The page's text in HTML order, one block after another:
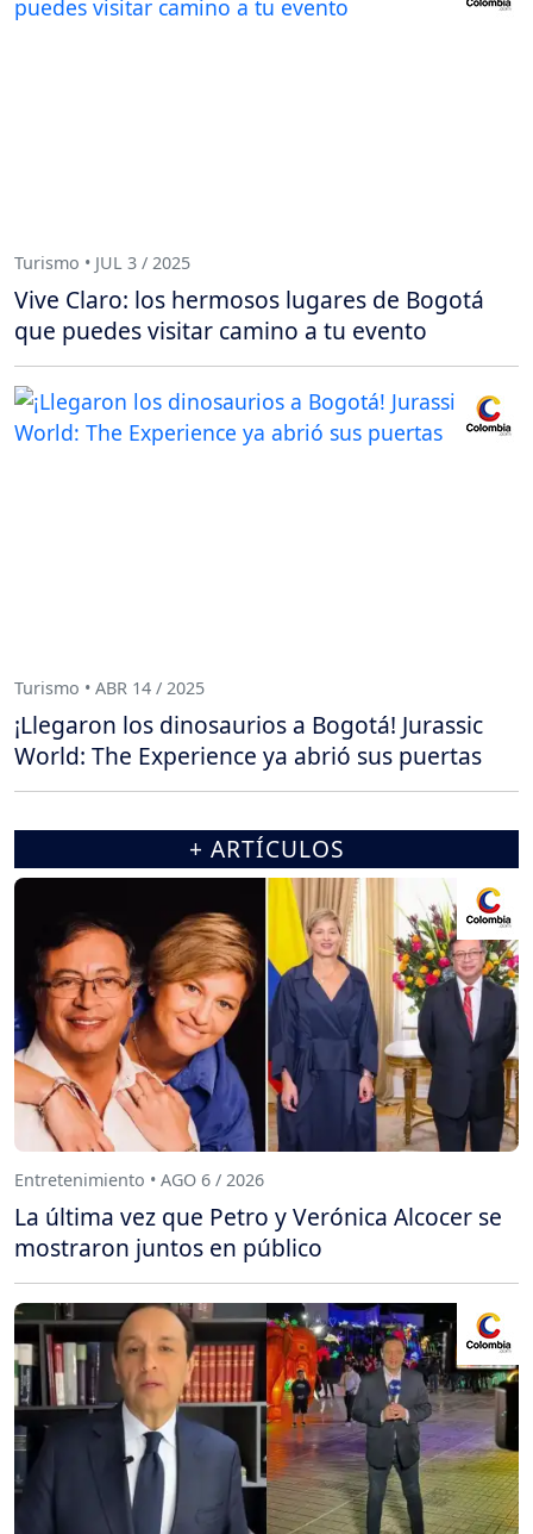
Turismo • JUL 3 / 2025
Vive Claro: los hermosos lugares de Bogotá
que puedes visitar camino a tu evento
Turismo • ABR 14 / 2025
¡Llegaron los dinosaurios a Bogotá! Jurassic
World: The Experience ya abrió sus puertas
+ ARTÍCULOS
Entretenimiento • AGO 6 / 2026
La última vez que Petro y Verónica Alcocer se
mostraron juntos en público